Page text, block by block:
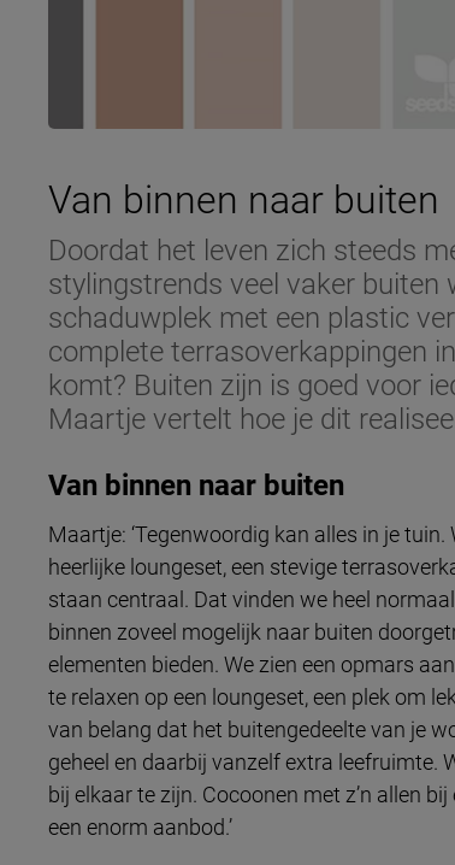
Van binnen naar buiten
Doordat het leven zich steeds
stylingstrends veel vaker buiten
schaduwplek met een plastic
complete terrasoverkappingen
komt? Buiten zijn is goed voor
Maartje vertelt hoe je dit
Van binnen naar buiten
Maartje: ‘Tegenwoordig kan alles in je
heerlijke loungeset, een stevige
staan centraal. Dat vinden we heel
binnen zoveel mogelijk naar buiten
elementen bieden. We zien een opmars
te relaxen op een loungeset, een plek om
van belang dat het buitengedeelte van je
geheel en daarbij vanzelf extra leefruimte.
bij elkaar te zijn. Cocoonen met z’n allen
een enorm aanbod.’